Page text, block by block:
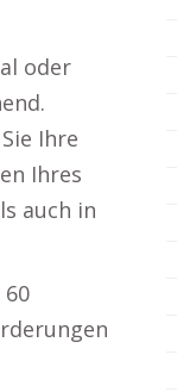
oder
Ihre
Ihres
auch in